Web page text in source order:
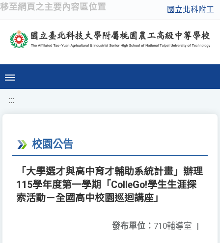
移至網頁之主要內容區位置 國立北科附工
:::
校園公告
「大學選才與高中育才輔助系統計畫」辦理
115學年度第一學期「ColleGo!學生生涯探
索活動－全國高中校園巡迴講座」
發布單位： 710輔導室 |